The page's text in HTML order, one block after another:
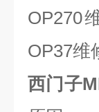
OP270
OP37维
西门子